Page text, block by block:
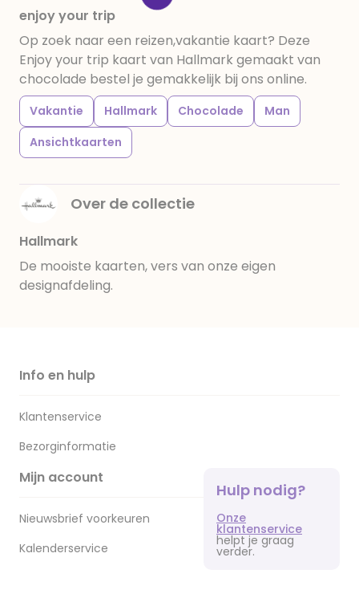
E433, kleurstoffen: E102, E110, E122: kan de activiteit en
concentratie van kinderen negatief beïnvloeden,
E133, E151. Chocolade bevat ten minste 34%
cacaobestanddelen. Kan sporen van gluten
bevatten. Koel en droog bewaren.
enjoy your trip
Op zoek naar een reizen,vakantie kaart? Deze
Enjoy your trip kaart van Hallmark gemaakt van
chocolade bestel je gemakkelijk bij ons online.
Vakantie Hallmark Chocolade
Man
Ansichtkaarten
Over de collectie
Hallmark
De mooiste kaarten, vers van onze eigen
designafdeling.
Info en hulp
Klantenservice
Bezorginformatie
Mijn account
Nieuwsbrief voorkeuren
Kalenderservice
Hulp nodig?
Onze
klantenservice
helpt je graag
verder.